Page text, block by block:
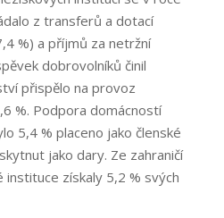
z transferů a dotací
%) a příjmů za netržní
dobrovolníků činil
přispělo na provoz
%. Podpora domácností
5,4 % placeno jako členské
jako dary. Ze zahraničí
získaly 5,2 % svých